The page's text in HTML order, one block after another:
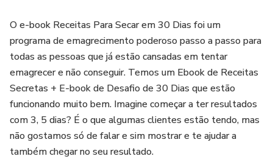
O e-book Receitas Para Secar em 30 Dias foi um
programa de emagrecimento poderoso passo a passo para
todas as pessoas que já estão cansadas em tentar
emagrecer e não conseguir. Temos um Ebook de Receitas
Secretas + E-book de Desafio de 30 Dias que estão
funcionando muito bem. Imagine começar a ter resultados
com 3, 5 dias? É o que algumas clientes estão tendo, mas
não gostamos só de falar e sim mostrar e te ajudar a
também chegar no seu resultado.